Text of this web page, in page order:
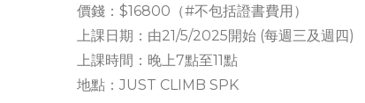
價錢：$16800（#不包括證書費用）
上課日期：由21/5/2025開始 (每週三及週四)
上課時間：晚上7點至11點
地點：JUST CLIMB SPK